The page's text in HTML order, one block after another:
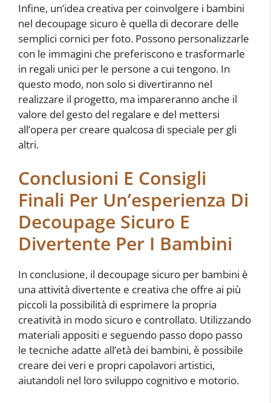
Infine, un’idea creativa per coinvolgere i bambini
nel decoupage sicuro è quella di decorare delle
semplici cornici per foto. Possono personalizzarle
con le immagini che preferiscono e trasformarle
in regali unici per le persone a cui tengono. In
questo modo, non solo si divertiranno nel
realizzare il progetto, ma impareranno anche il
valore del gesto del regalare e del mettersi
all’opera per creare qualcosa di speciale per gli
altri.
Conclusioni E Consigli
Finali Per Un’esperienza Di
Decoupage Sicuro E
Divertente Per I Bambini
In conclusione, il decoupage sicuro per bambini è
una attività divertente e creativa che offre ai più
piccoli la possibilità di esprimere la propria
creatività in modo sicuro e controllato. Utilizzando
materiali appositi e seguendo passo dopo passo
le tecniche adatte all’età dei bambini, è possibile
creare dei veri e propri capolavori artistici,
aiutandoli nel loro sviluppo cognitivo e motorio.